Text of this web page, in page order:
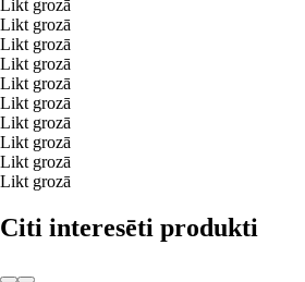
Likt grozā
Likt grozā
Likt grozā
Likt grozā
Likt grozā
Likt grozā
Likt grozā
Likt grozā
Likt grozā
Likt grozā
Citi interesēti produkti